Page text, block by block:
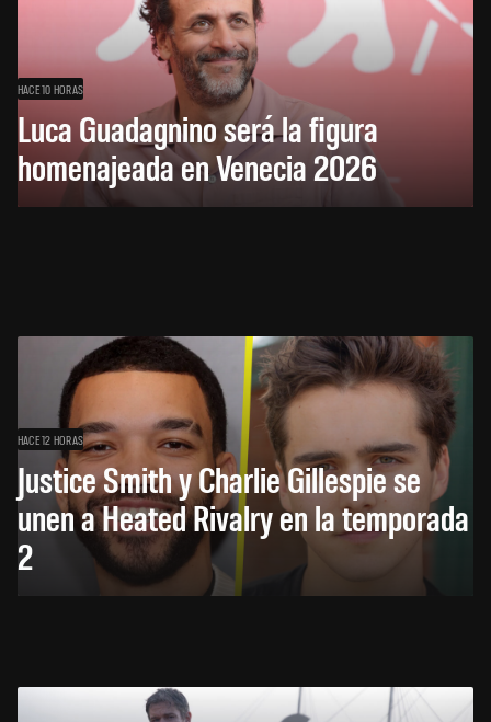
HACE 10 HORAS
Luca Guadagnino será la figura
homenajeada en Venecia 2026
HACE 12 HORAS
Justice Smith y Charlie Gillespie se
unen a Heated Rivalry en la temporada
2